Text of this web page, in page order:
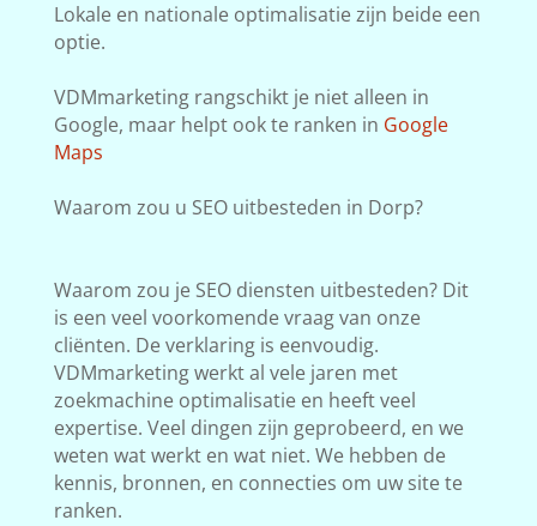
Lokale en nationale optimalisatie zijn beide een
optie.
VDMmarketing rangschikt je niet alleen in
Google, maar helpt ook te ranken in Google
Maps
Waarom zou u SEO uitbesteden in Dorp?
Waarom zou je SEO diensten uitbesteden? Dit
is een veel voorkomende vraag van onze
cliënten. De verklaring is eenvoudig.
VDMmarketing werkt al vele jaren met
zoekmachine optimalisatie en heeft veel
expertise. Veel dingen zijn geprobeerd, en we
weten wat werkt en wat niet. We hebben de
kennis, bronnen, en connecties om uw site te
ranken.